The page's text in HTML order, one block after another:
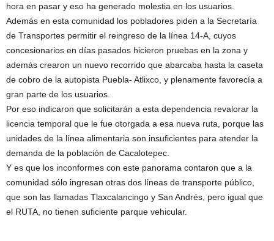
hora en pasar y eso ha generado molestia en los usuarios.
Además en esta comunidad los pobladores piden a la Secretaría
de Transportes permitir el reingreso de la línea 14-A, cuyos
concesionarios en días pasados hicieron pruebas en la zona y
además crearon un nuevo recorrido que abarcaba hasta la caseta
de cobro de la autopista Puebla- Atlixco, y plenamente favorecía a
gran parte de los usuarios.
Por eso indicaron que solicitarán a esta dependencia revalorar la
licencia temporal que le fue otorgada a esa nueva ruta, porque las
unidades de la línea alimentaria son insuficientes para atender la
demanda de la población de Cacalotepec.
Y es que los inconformes con este panorama contaron que a la
comunidad sólo ingresan otras dos líneas de transporte público,
que son las llamadas Tlaxcalancingo y San Andrés, pero igual que
el RUTA, no tienen suficiente parque vehicular.